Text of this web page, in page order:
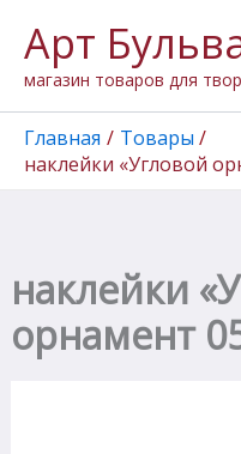
содержимому
Арт
магазин товаров для
Главная
Товары
наклейки «Угловой
наклейки
орнамент